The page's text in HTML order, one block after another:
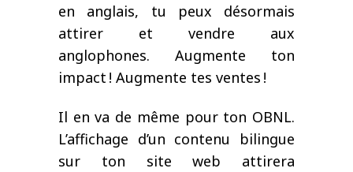
en anglais, tu peux désormais
attirer et vendre aux
anglophones. Augmente ton
impact ! Augmente tes ventes !
Il en va de même pour ton OBNL.
L’affichage d’un contenu bilingue
sur ton site web attirera